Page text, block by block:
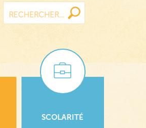
SCOLARITÉ